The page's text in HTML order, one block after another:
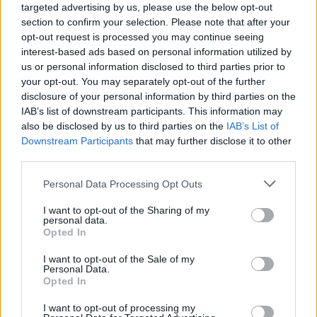
targeted advertising by us, please use the below opt-out
section to confirm your selection. Please note that after your
opt-out request is processed you may continue seeing
interest-based ads based on personal information utilized by
us or personal information disclosed to third parties prior to
your opt-out. You may separately opt-out of the further
disclosure of your personal information by third parties on the
IAB’s list of downstream participants. This information may
also be disclosed by us to third parties on the IAB’s List of
Downstream Participants that may further disclose it to other
Personal Data Processing Opt Outs
I want to opt-out of the Sharing of my
personal data.
Opted In
I want to opt-out of the Sale of my
Personal Data.
Opted In
I want to opt-out of processing my
ΣΤΗΝ ΙΔΙΑ ΚΑΤΗΓΟΡΙΑ
Γιατί δεν έσωσα το κουτάβι: Ο
ερευνητής που κατέγραφε τη
συμβίωση του μικρού σκυλιού
με αγέλη λύκων εξηγεί γιατί
δεν επενέβη
ΧΤΕΣ
«Κρατάμε την επιστημονική απόσταση,
δεν είναι δυνατόν να πάω να επέμβω,
αγέλη με λύκους, είναι επικίνδυνο» λέει
στο protothema.gr ο διδάκτορας
- Έχουν πεθάνει και έξι λυκόπουλα
Βινίσιους: Υπογράφει νέο
εξαετές συμβόλαιο ο